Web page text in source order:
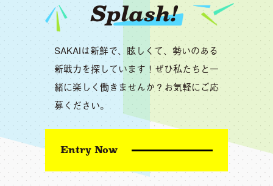
Splash!
SAKAIは新鮮で、眩しくて、勢いのある
新戦力を探しています！ぜひ私たちと一
緒に楽しく働きませんか？お気軽にご応
募ください。
Entry Now